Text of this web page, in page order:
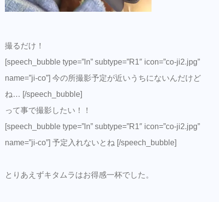
撮るだけ！
[speech_bubble type=”ln” subtype=”R1″ icon=”co-ji2.jpg”
name=”ji-co”] 今の所撮影予定が近いうちにないんだけど
ね… [/speech_bubble]
って事で撮影したい！！
[speech_bubble type=”ln” subtype=”R1″ icon=”co-ji2.jpg”
name=”ji-co”] 予定入れないとね [/speech_bubble]
とりあえずキタムラはお得感一杯でした。